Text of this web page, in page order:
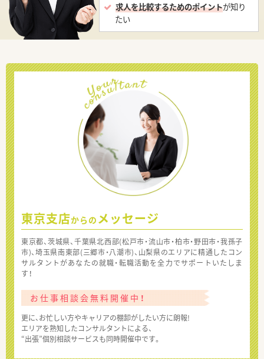
求人を比較するためのポイントが知り
たい
東京支店からの メッセージ
東京都、茨城県、千葉県北西部(松戸市・流山市・柏市・野田市・我孫子
市)、埼玉県南東部(三郷市・八潮市)、山梨県のエリアに精通したコン
サルタントがあなたの就職・転職活動を全力でサポートいたしま
す！
お仕事相談会無料開催中！
更に、お忙しい方やキャリアの棚卸がしたい方に朗報!
エリアを熟知したコンサルタントによる、
“出張”個別相談サービスも同時開催中です。